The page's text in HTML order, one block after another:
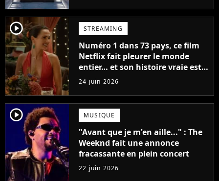
player2 STREAMING
Numéro 1 dans 73 pays, ce film
Netflix fait pleurer le monde
entier… et son histoire vraie est
encore plus bouleversante
24 juin 2026
player2 MUSIQUE
"Avant que je m'en aille..." : The
Weeknd fait une annonce
fracassante en plein concert
22 juin 2026